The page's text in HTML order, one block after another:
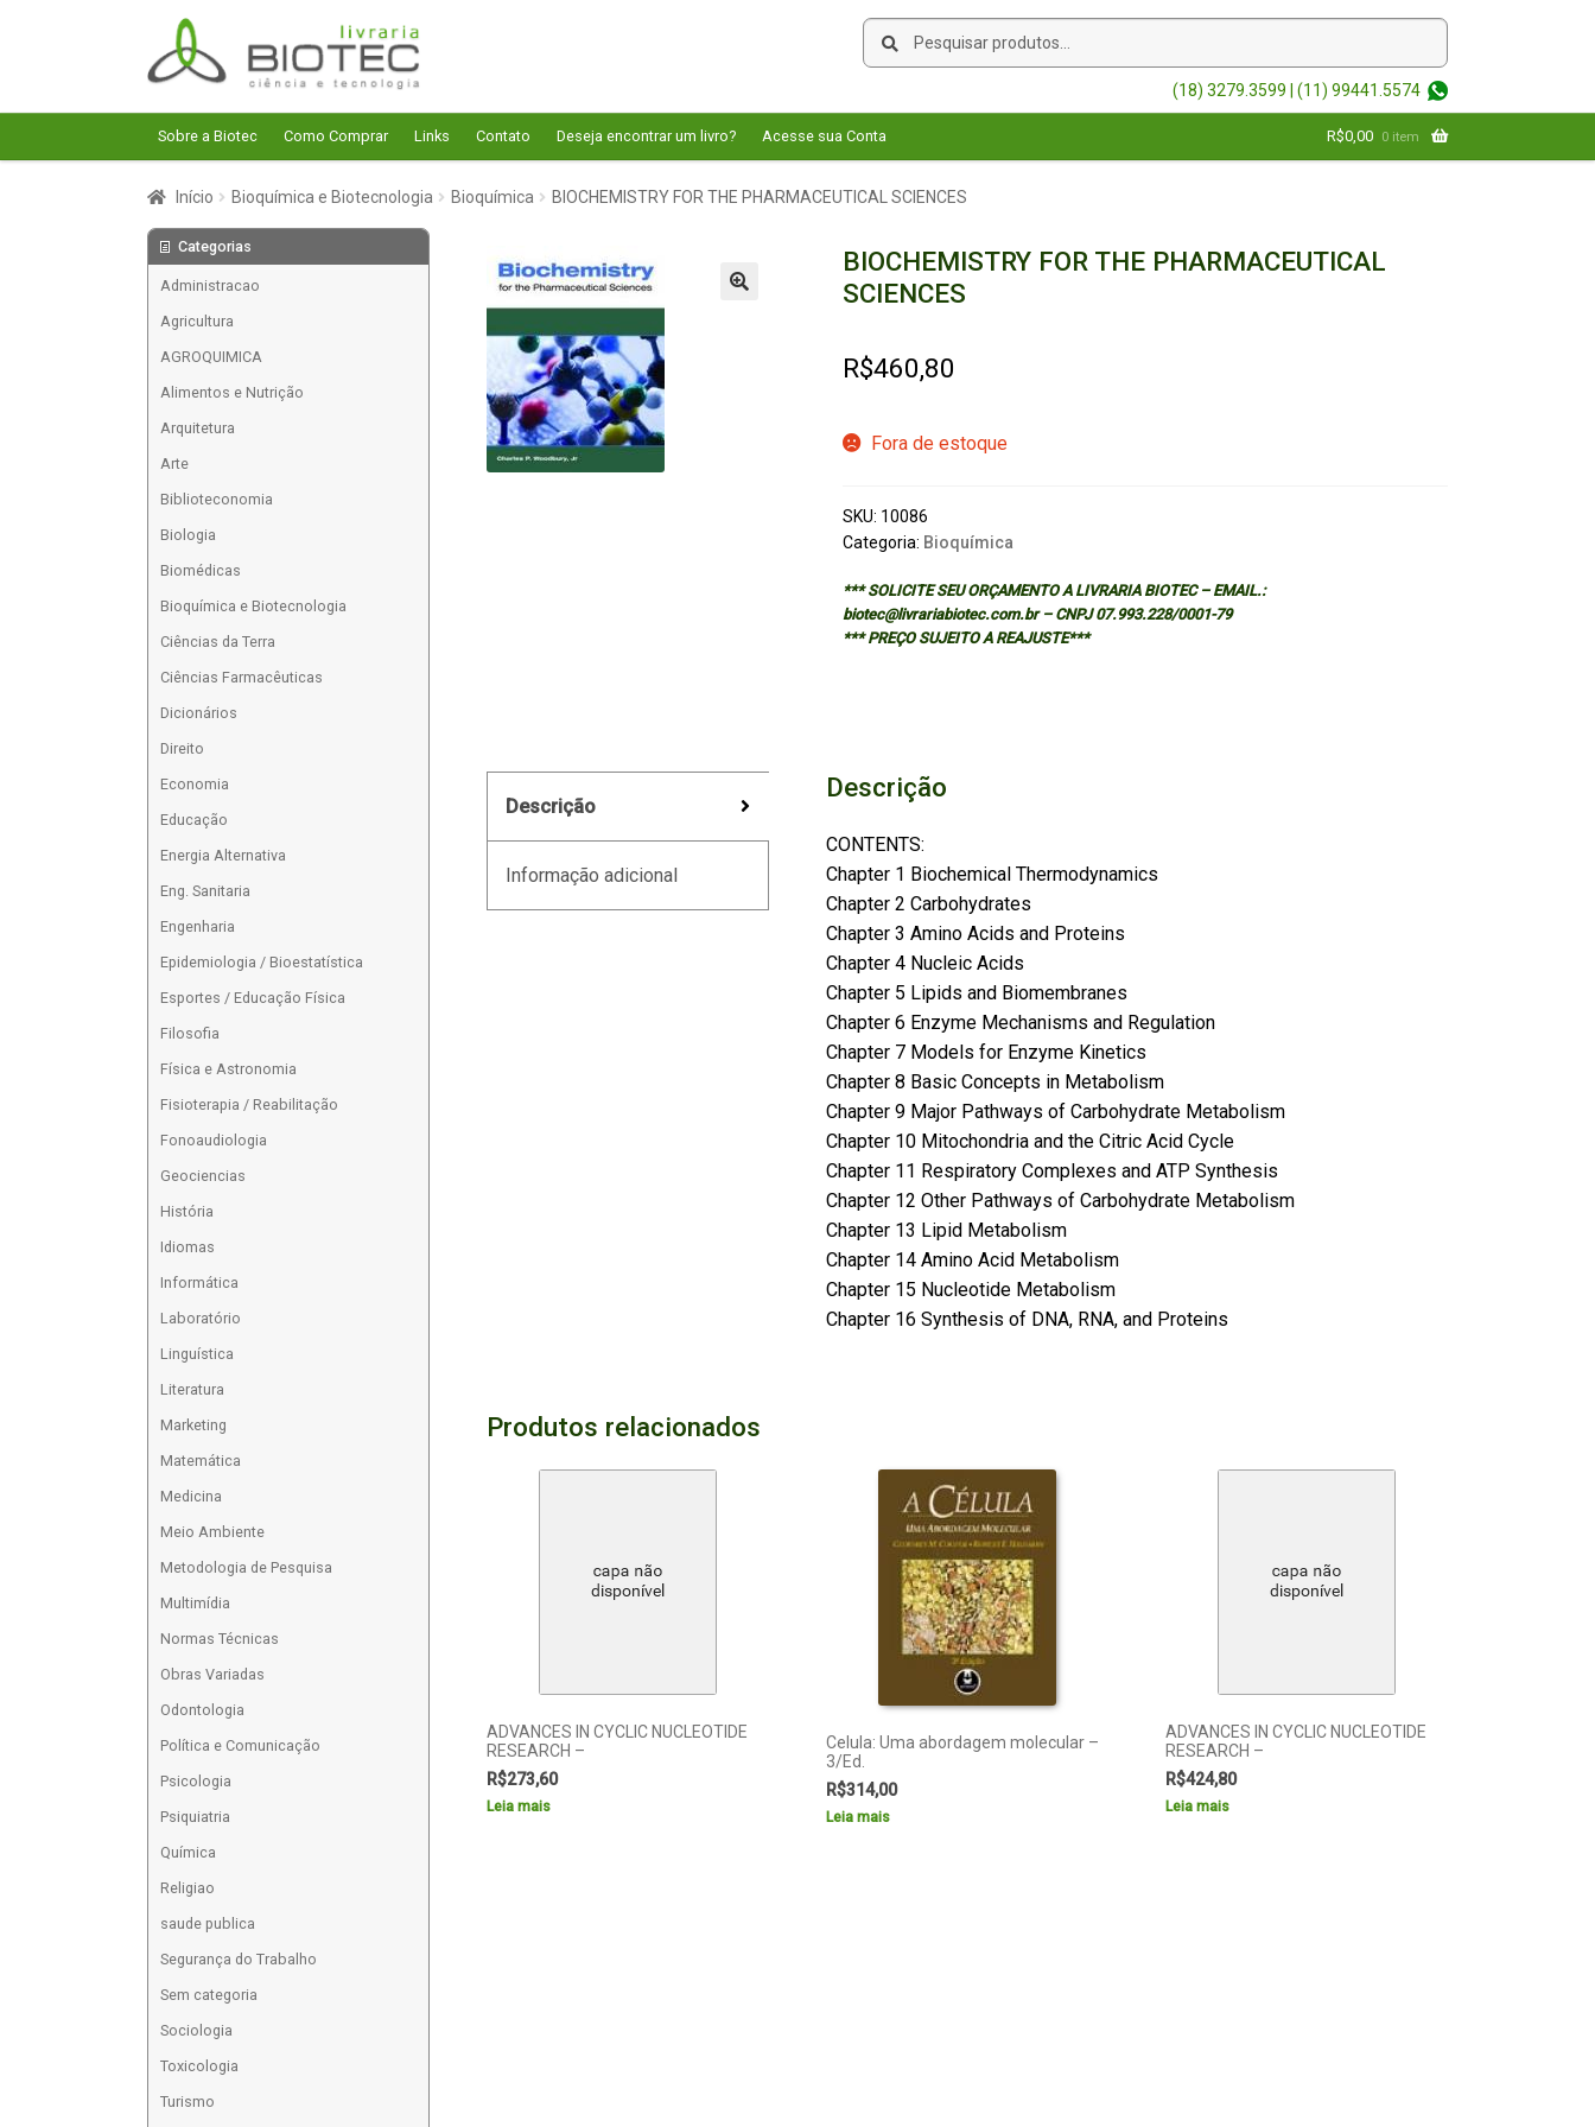
Pular
para
navegação
Pular
para
o
conteúdo
Pesquisar
Pesquisar
(18) 3279.3599 | (11) 99441.5574
Sobre a Biotec Como Comprar Links Contato Deseja encontrar um livro? Acesse sua Conta R$0,00 0 item
Início Bioquímica e Biotecnologia Bioquímica BIOCHEMISTRY FOR THE PHARMACEUTICAL SCIENCES
BIOCHEMISTRY FOR THE PHARMACEUTICAL
SCIENCES
R$460,80
Fora de estoque
SKU: 10086
Categoria: Bioquímica
*** SOLICITE SEU ORÇAMENTO A LIVRARIA BIOTEC – EMAIL.:
biotec@livrariabiotec.com.br – CNPJ 07.993.228/0001-79
*** PREÇO SUJEITO A REAJUSTE***
Descrição
Informação adicional
Descrição
CONTENTS:
Chapter 1 Biochemical Thermodynamics
Chapter 2 Carbohydrates
Chapter 3 Amino Acids and Proteins
Chapter 4 Nucleic Acids
Chapter 5 Lipids and Biomembranes
Chapter 6 Enzyme Mechanisms and Regulation
Chapter 7 Models for Enzyme Kinetics
Chapter 8 Basic Concepts in Metabolism
Chapter 9 Major Pathways of Carbohydrate Metabolism
Chapter 10 Mitochondria and the Citric Acid Cycle
Chapter 11 Respiratory Complexes and ATP Synthesis
Chapter 12 Other Pathways of Carbohydrate Metabolism
Chapter 13 Lipid Metabolism
Chapter 14 Amino Acid Metabolism
Chapter 15 Nucleotide Metabolism
Chapter 16 Synthesis of DNA, RNA, and Proteins
Produtos relacionados
ADVANCES IN CYCLIC NUCLEOTIDE
RESEARCH –
R$273,60
Leia mais
Celula: Uma abordagem molecular –
3/Ed.
R$314,00
Leia mais
ADVANCES IN CYCLIC NUCLEOTIDE
RESEARCH –
R$424,80
Leia mais
Categorias
Administracao
Agricultura
AGROQUIMICA
Alimentos e Nutrição
Arquitetura
Arte
Biblioteconomia
Biologia
Biomédicas
Bioquímica e Biotecnologia
Ciências da Terra
Ciências Farmacêuticas
Dicionários
Direito
Economia
Educação
Energia Alternativa
Eng. Sanitaria
Engenharia
Epidemiologia / Bioestatística
Esportes / Educação Física
Filosofia
Física e Astronomia
Fisioterapia / Reabilitação
Fonoaudiologia
Geociencias
História
Idiomas
Informática
Laboratório
Linguística
Literatura
Marketing
Matemática
Medicina
Meio Ambiente
Metodologia de Pesquisa
Multimídia
Normas Técnicas
Obras Variadas
Odontologia
Política e Comunicação
Psicologia
Psiquiatria
Química
Religiao
saude publica
Segurança do Trabalho
Sem categoria
Sociologia
Toxicologia
Turismo